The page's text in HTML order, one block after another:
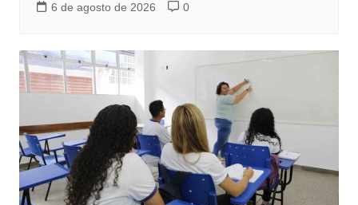
6 de agosto de 2026
0